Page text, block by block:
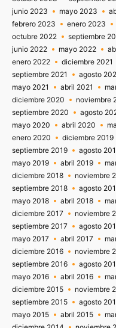
junio 2023
mayo 2023
febrero 2023
enero 2023
octubre 2022
septiembre
junio 2022
mayo 2022
enero 2022
diciembre 2021
septiembre 2021
agosto
mayo 2021
abril 2021
diciembre 2020
noviembre
septiembre 2020
agosto
mayo 2020
abril 2020
enero 2020
diciembre 2019
septiembre 2019
agosto
mayo 2019
abril 2019
diciembre 2018
noviembre
septiembre 2018
agosto
mayo 2018
abril 2018
diciembre 2017
noviembre
septiembre 2017
agosto
mayo 2017
abril 2017
diciembre 2016
noviembre
septiembre 2016
agosto
mayo 2016
abril 2016
diciembre 2015
noviembre
septiembre 2015
agosto
mayo 2015
abril 2015